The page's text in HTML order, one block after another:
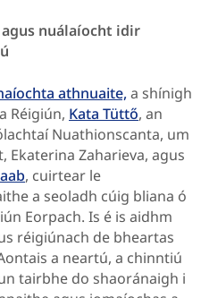
nuálaíocht idir
athnuaite,a shínigh
Réigiún, Kata Tüttő, an
Nuathionscanta, um
Ekaterina Zaharieva, agus
, cuirtear le
a seoladh cúig bliana ó
Eorpach. Is é is aidhm
réigiúnach de bheartas
a neartú, a chinntiú
tairbhe do shaoránaigh i